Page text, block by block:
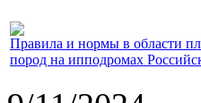
Правила и нормы в области
пород на ипподромах